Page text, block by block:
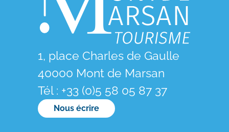
1, place Charles de Gaulle
40000 Mont de Marsan
Tél : +33 (0)5 58 05 87 37
Nous écrire